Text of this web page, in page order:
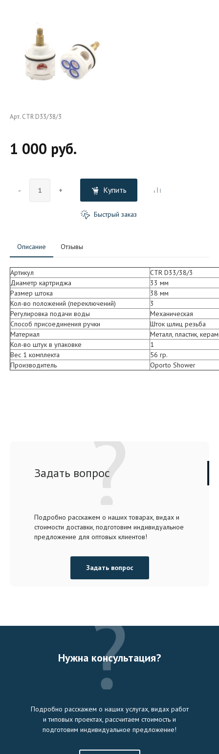
Арт. CTR D33/38/3
1 000 руб.
- + Купить
Быстрый заказ
Описание Отзывы
Артикул
CTR D33/38/3
Диаметр картриджа
33 мм
Размер штока
38 мм
Кол-во положений (переключений)
3
Регулировка подачи воды
Механическая
Способ присоединения ручки
Шток шлиц резьба
Материал
Металл, пластик,
Кол-во штук в упаковке
1
Вес 1 комплекта
56 гр.
Производитель
Oporto Shower
Задать вопрос
Подробно расскажем о наших товарах, видах и
стоимости доставки, подготовим индивидуальное
предложение для оптовых клиентов!
Задать вопрос
Нужна консультация?
Подробно расскажем о наших услугах, видах работ
и типовых проектах, рассчитаем стоимость и
подготовим индивидуальное предложение!